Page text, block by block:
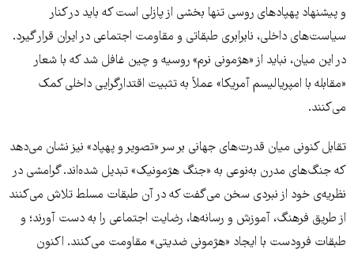
و پیشنهاد پهپادهای روسی تنها بخشی از پازلی است که باید در کنار
سیاست‌های داخلی، نابرابری طبقاتی و مقاومت اجتماعی در ایران قرار گیرد.
در این میان، نباید از «هژمونی نرم» روسیه و چین غافل شد که با شعار
«مقابله با امپریالیسم آمریکا» عملاً به تثبیت اقتدارگرایی داخلی کمک
می‌کنند.
تقابل کنونی میان قدرت‌های جهانی بر سر «تصویر و پهپاد» نیز نشان می‌دهد
که جنگ‌های مدرن به‌نوعی به «جنگ هژمونیک» تبدیل شده‌اند. گرامشی در
نظریه‌ی خود از نبردی سخن می‌گفت که در آن طبقات مسلط تلاش می‌کنند
از طریق فرهنگ، آموزش و رسانه‌ها، رضایت اجتماعی را به دست آورند؛ و
طبقات فرودست با ایجاد «هژمونی ضدیتی» مقاومت می‌کنند. اکنون